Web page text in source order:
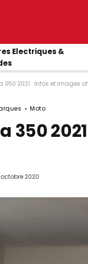
Electriques &
350 2021 : Infos et images
Moto
350
octobre 2020